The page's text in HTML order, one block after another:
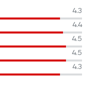
4.3
4.4
4.5
4.5
4.3